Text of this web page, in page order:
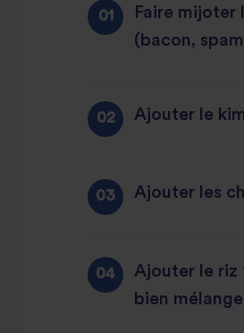
Faire mijoter
(bacon,
Ajouter le
Ajouter les
Ajouter le riz
bien